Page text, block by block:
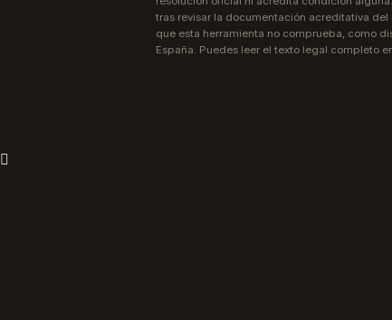
tras revisar la documentación acreditativa
que esta herramienta no comprueba, como
España. Puedes leer el texto legal completo